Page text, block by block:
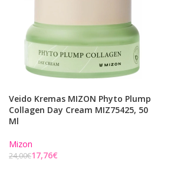
Veido Kremas MIZON Phyto Plump
Collagen Day Cream MIZ75425, 50
Ml
Mizon
24,00€17,76€